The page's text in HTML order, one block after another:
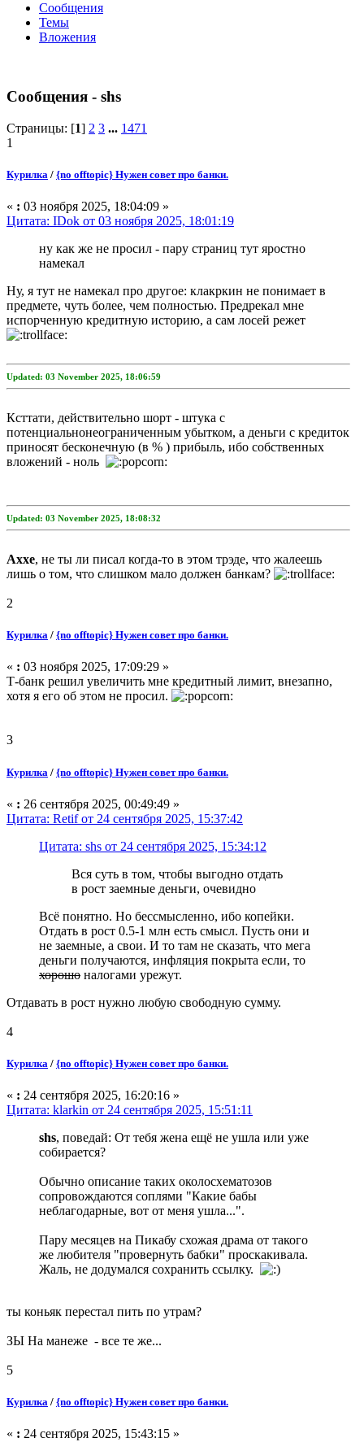
Сообщения
Темы
Вложения
Сообщения - shs
Страницы: [1] 2 3 ... 1471
1
Курилка / {no offtopic} Нужен совет про банки.
« : 03 ноября 2025, 18:04:09 »
Цитата: IDok от 03 ноября 2025, 18:01:19
ну как же не просил - пару страниц тут яростно
намекал
Ну, я тут не намекал про другое: клакркин не понимает в
предмете, чуть более, чем полностью. Предрекал мне
испорченную кредитную историю, а сам лосей режет
Updated: 03 November 2025, 18:06:59
Ксттати, действительно шорт - штука с
потенциальнонеограниченным убытком, а деньги с кредиток
приносят бесконечную (в % ) прибыль, ибо собственных
вложений - ноль
Updated: 03 November 2025, 18:08:32
Axxe, не ты ли писал когда-то в этом трэде, что жалеешь
лишь о том, что слишком мало должен банкам?
2
Курилка / {no offtopic} Нужен совет про банки.
« : 03 ноября 2025, 17:09:29 »
Т-банк решил увеличить мне кредитный лимит, внезапно,
хотя я его об этом не просил.
3
Курилка / {no offtopic} Нужен совет про банки.
« : 26 сентября 2025, 00:49:49 »
Цитата: Retif от 24 сентября 2025, 15:37:42
Цитата: shs от 24 сентября 2025, 15:34:12
Вся суть в том, чтобы выгодно отдать
в рост заемные деньги, очевидно
Всё понятно. Но бессмысленно, ибо копейки.
Отдать в рост 0.5-1 млн есть смысл. Пусть они и
не заемные, а свои. И то там не сказать, что мега
деньги получаются, инфляция покрыта если, то
хорошо налогами урежут.
Отдавать в рост нужно любую свободную сумму.
4
Курилка / {no offtopic} Нужен совет про банки.
« : 24 сентября 2025, 16:20:16 »
Цитата: klarkin от 24 сентября 2025, 15:51:11
shs, поведай: От тебя жена ещё не ушла или уже
собирается?
Обычно описание таких околосхематозов
сопровождаются соплями "Какие бабы
неблагодарные, вот от меня ушла...".
Пару месяцев на Пикабу схожая драма от такого
же любителя "провернуть бабки" проскакивала.
Жаль, не додумался сохранить ссылку.
ты коньяк перестал пить по утрам?
ЗЫ На манеже - все те же...
5
Курилка / {no offtopic} Нужен совет про банки.
« : 24 сентября 2025, 15:43:15 »